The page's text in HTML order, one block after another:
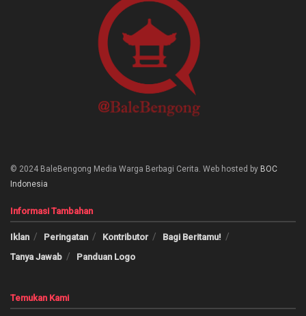
© 2024 BaleBengong Media Warga Berbagi Cerita. Web hosted by BOC
Indonesia
Informasi Tambahan
Iklan Peringatan Kontributor
Bagi Beritamu!
Tanya Jawab
Panduan Logo
Temukan Kami